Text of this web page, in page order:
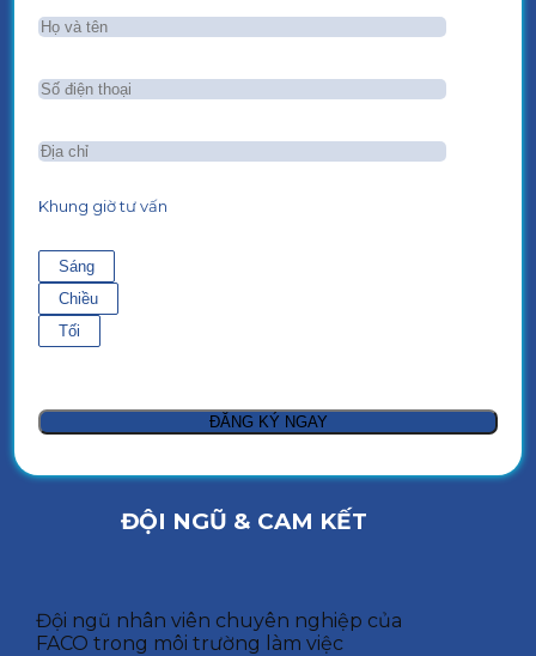
Khung giờ tư vấn
Sáng
Chiều
Tối
ĐỘI NGŨ & CAM KẾT
Đội ngũ nhân viên chuyên nghiệp của
FACO trong môi trường làm việc